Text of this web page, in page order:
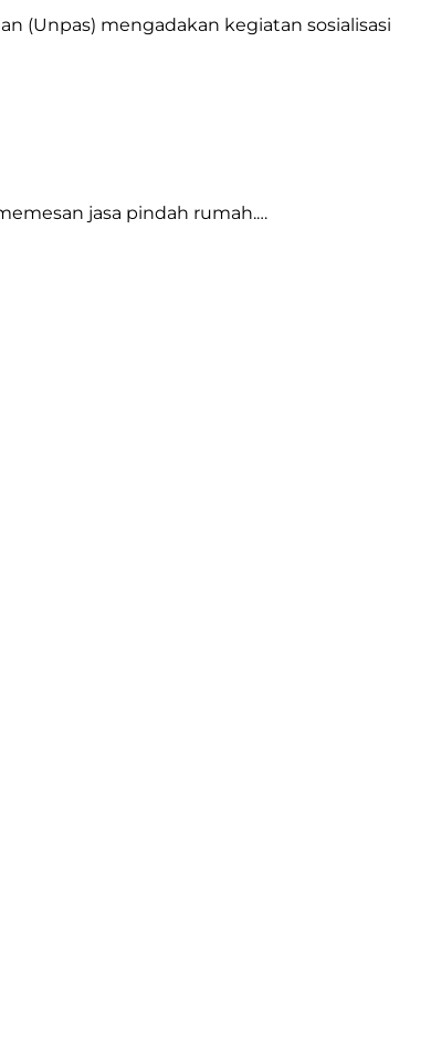
(Unpas) mengadakan kegiatan sosialisasi
jasa pindah rumah.…